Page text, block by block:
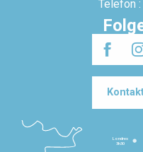
Telefon
Londres
3h30